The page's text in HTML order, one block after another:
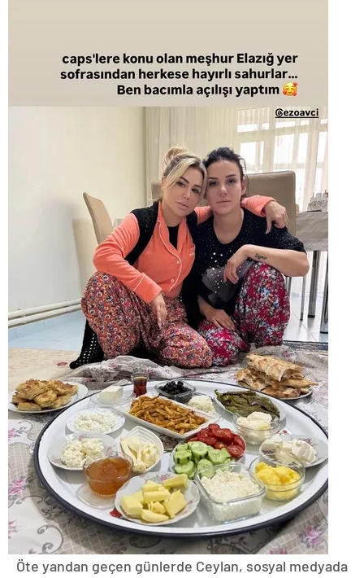
Öte yandan geçen günlerde Ceylan, sosyal medyada